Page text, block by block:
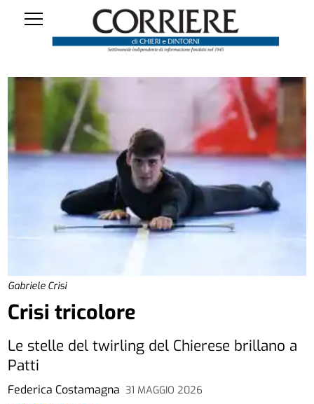
Gabriele Crisi
Federica Costamagna 31 MAGGIO 2026
Crisi tricolore
Le stelle del twirling del Chierese brillano a
Patti